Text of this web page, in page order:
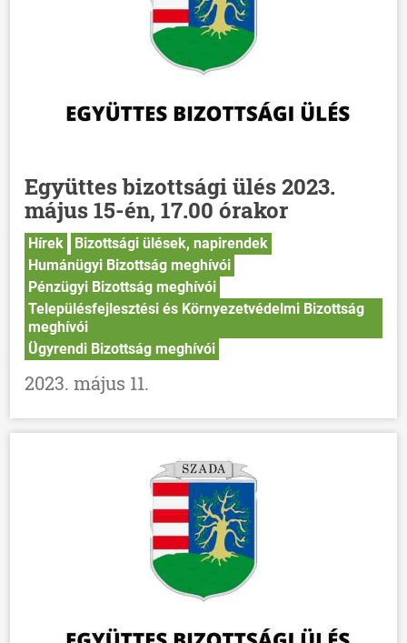
Együttes bizottsági ülés 2023.
május 15-én, 17.00 órakor
Hírek
Bizottsági ülések, napirendek
Humánügyi Bizottság meghívói
Pénzügyi Bizottság meghívói
Településfejlesztési és Környezetvédelmi Bizottság
meghívói
Ügyrendi Bizottság meghívói
2023. május 11.